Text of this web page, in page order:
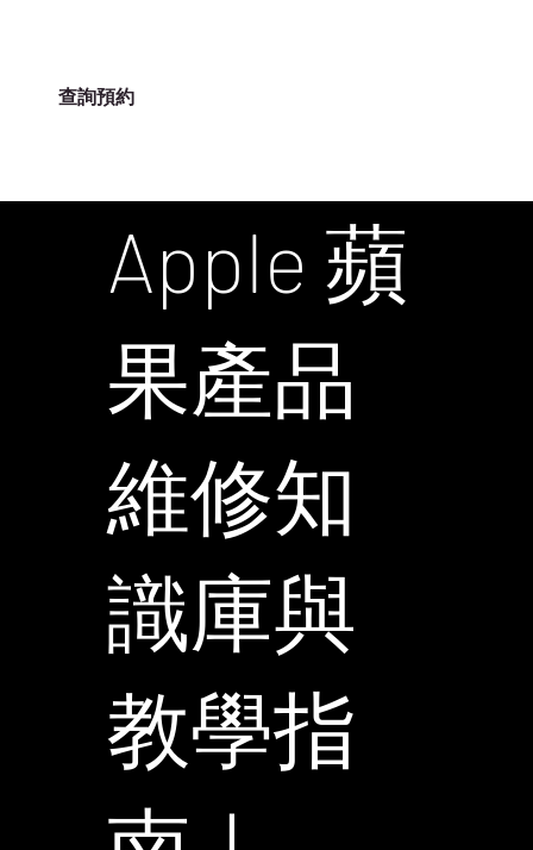
Apple 蘋
果產品
維修知
識庫與
教學指
查詢預約